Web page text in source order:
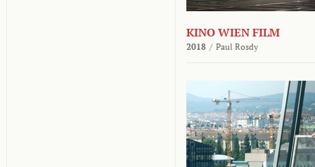
KINO WIEN FILM
2018 / Paul Rosdy